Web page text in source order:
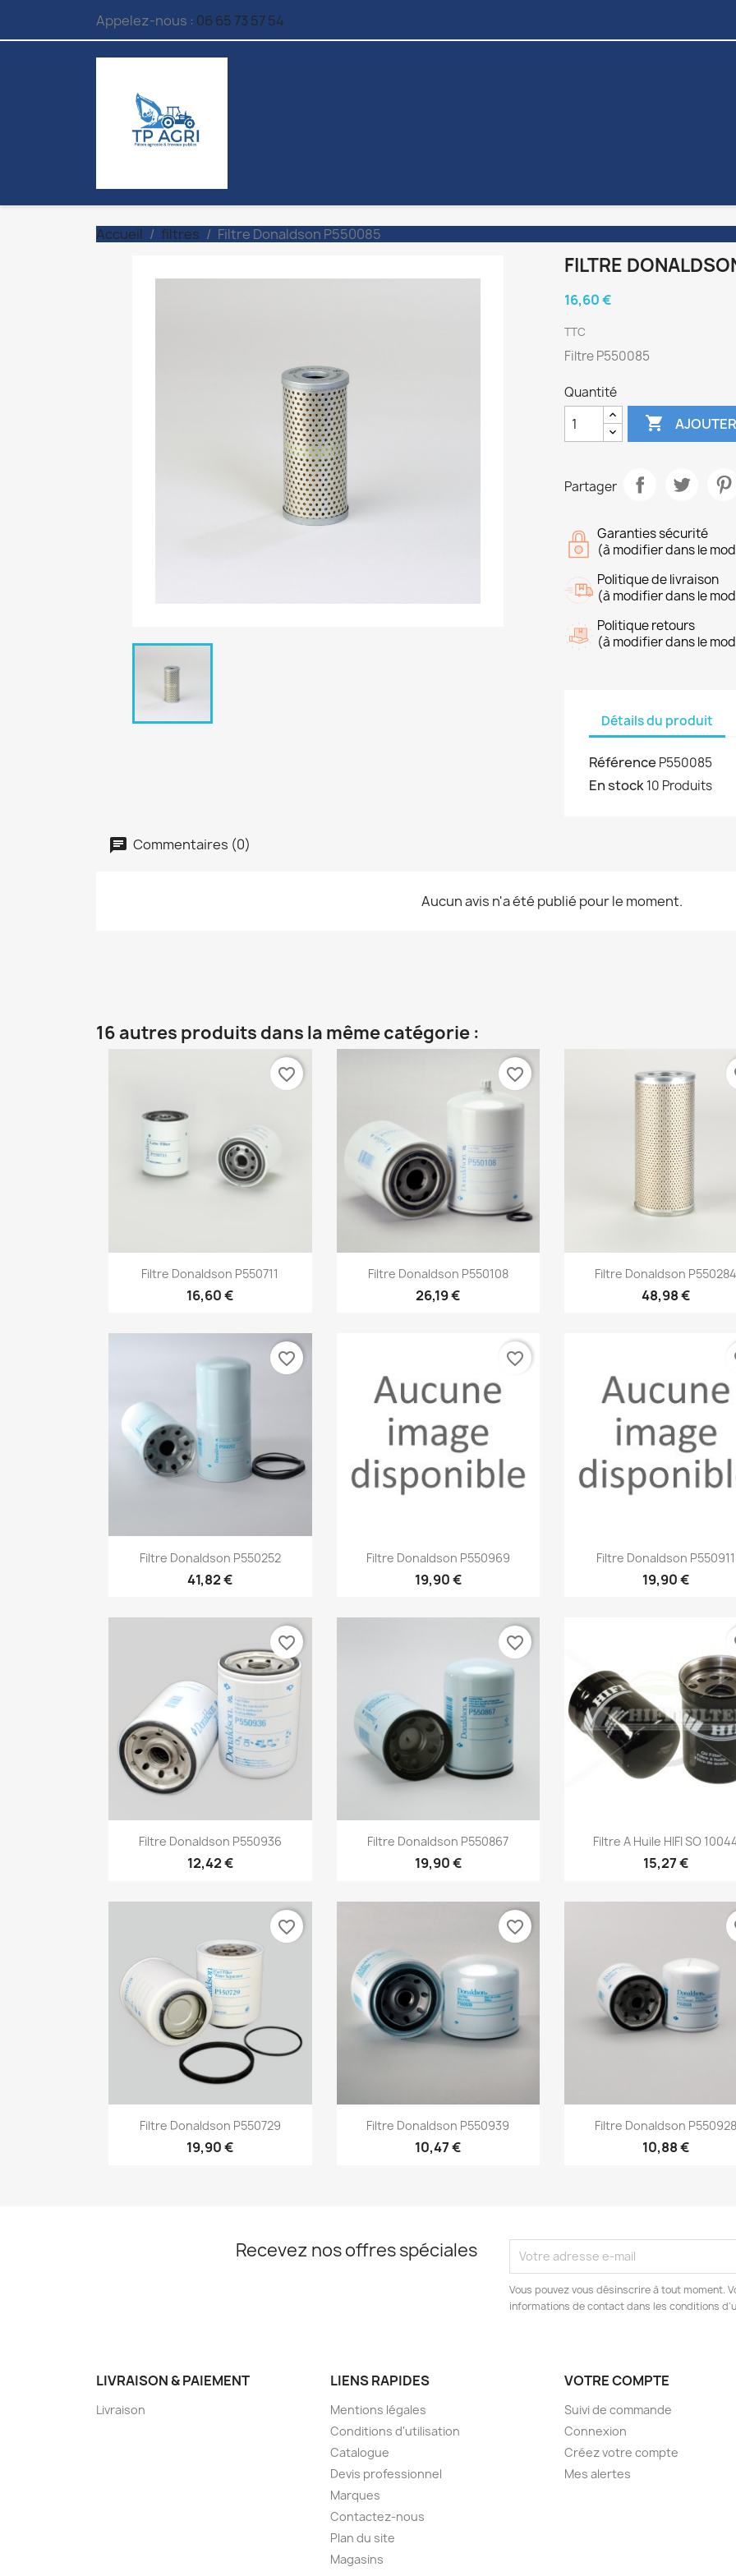
Appelez-nous : 06 65 73 57 54
Accueil filtres Filtre Donaldson P550085
FILTRE
16,60 €
TTC
Filtre P550085
Quantité

Partager
Garanties sécurité
(à modifier dans le
Politique de livraison
(à modifier dans le
Politique retours
(à modifier dans le
Détails du produit
Référence P550085
En stock10 Produits
Commentaires (0)
Aucun avis n'a été publié pour le moment.
16 autres produits dans la même catégorie :
Aperçu rapide
Filtre Donaldson P550711
16,60 €
favorite_border
Aperçu rapide
Filtre Donaldson P550108
26,19 €
favorite_border
Aperçu rapide
Filtre Donaldson P550284
48,98 €
Aperçu rapide
Filtre Donaldson P550252
41,82 €
favorite_border
Aperçu rapide
Filtre Donaldson P550969
19,90 €
favorite_border
Aperçu rapide
Filtre Donaldson P550911
19,90 €
Aperçu rapide
Filtre Donaldson P550936
12,42 €
favorite_border
Aperçu rapide
Filtre Donaldson P550867
19,90 €
favorite_border
Aperçu rapide
Filtre A Huile HIFI SO
15,27 €
Aperçu rapide
Filtre Donaldson P550729
19,90 €
favorite_border
Aperçu rapide
Filtre Donaldson P550939
10,47 €
favorite_border
Aperçu rapide
Filtre Donaldson P550928
10,88 €
Recevez nos offres spéciales
Vous pouvez vous désinscrire à tout moment.
informations de contact dans les conditions
LIVRAISON & PAIEMENT
Livraison
LIENS RAPIDES
Mentions légales
Conditions d'utilisation
Catalogue
Devis professionnel
Marques
Contactez-nous
Plan du site
Magasins
VOTRE COMPTE
Suivi de commande
Connexion
Créez votre compte
Mes alertes